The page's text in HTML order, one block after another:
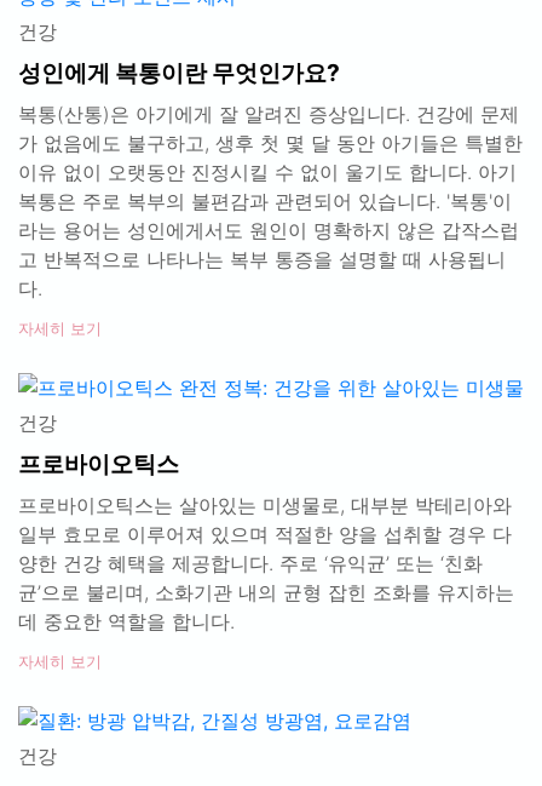
건강
성인에게 복통이란 무엇인가요?
복통(산통)은 아기에게 잘 알려진 증상입니다. 건강에 문제
가 없음에도 불구하고, 생후 첫 몇 달 동안 아기들은 특별한
이유 없이 오랫동안 진정시킬 수 없이 울기도 합니다. 아기
복통은 주로 복부의 불편감과 관련되어 있습니다. '복통'이
라는 용어는 성인에게서도 원인이 명확하지 않은 갑작스럽
고 반복적으로 나타나는 복부 통증을 설명할 때 사용됩니
다.
자세히 보기
건강
프로바이오틱스
프로바이오틱스는 살아있는 미생물로, 대부분 박테리아와
일부 효모로 이루어져 있으며 적절한 양을 섭취할 경우 다
양한 건강 혜택을 제공합니다. 주로 ‘유익균’ 또는 ‘친화
균’으로 불리며, 소화기관 내의 균형 잡힌 조화를 유지하는
데 중요한 역할을 합니다.
자세히 보기
건강